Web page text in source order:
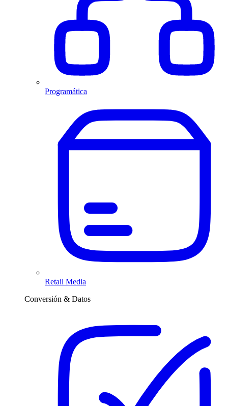
Programática
Retail Media
Conversión & Datos